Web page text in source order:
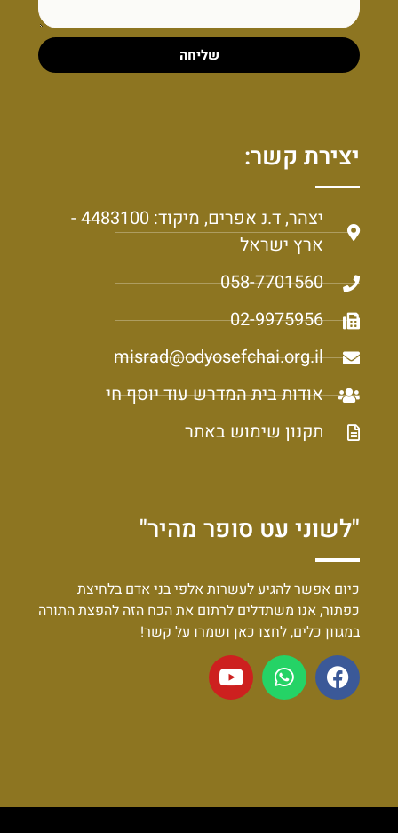
שליחה
יצירת קשר:
יצהר, ד.נ אפרים, מיקוד: 4483100 -
ארץ ישראל
058-7701560
02-9975956
misrad@odyosefchai.org.il
אודות בית המדרש עוד יוסף חי
תקנון שימוש באתר
"לשוני עט סופר מהיר"
כיום אפשר להגיע לעשרות אלפי בני אדם בלחיצת
כפתור, אנו משתדלים לרתום את הכח הזה להפצת התורה
במגוון כלים, לחצו כאן ושמרו על קשר!